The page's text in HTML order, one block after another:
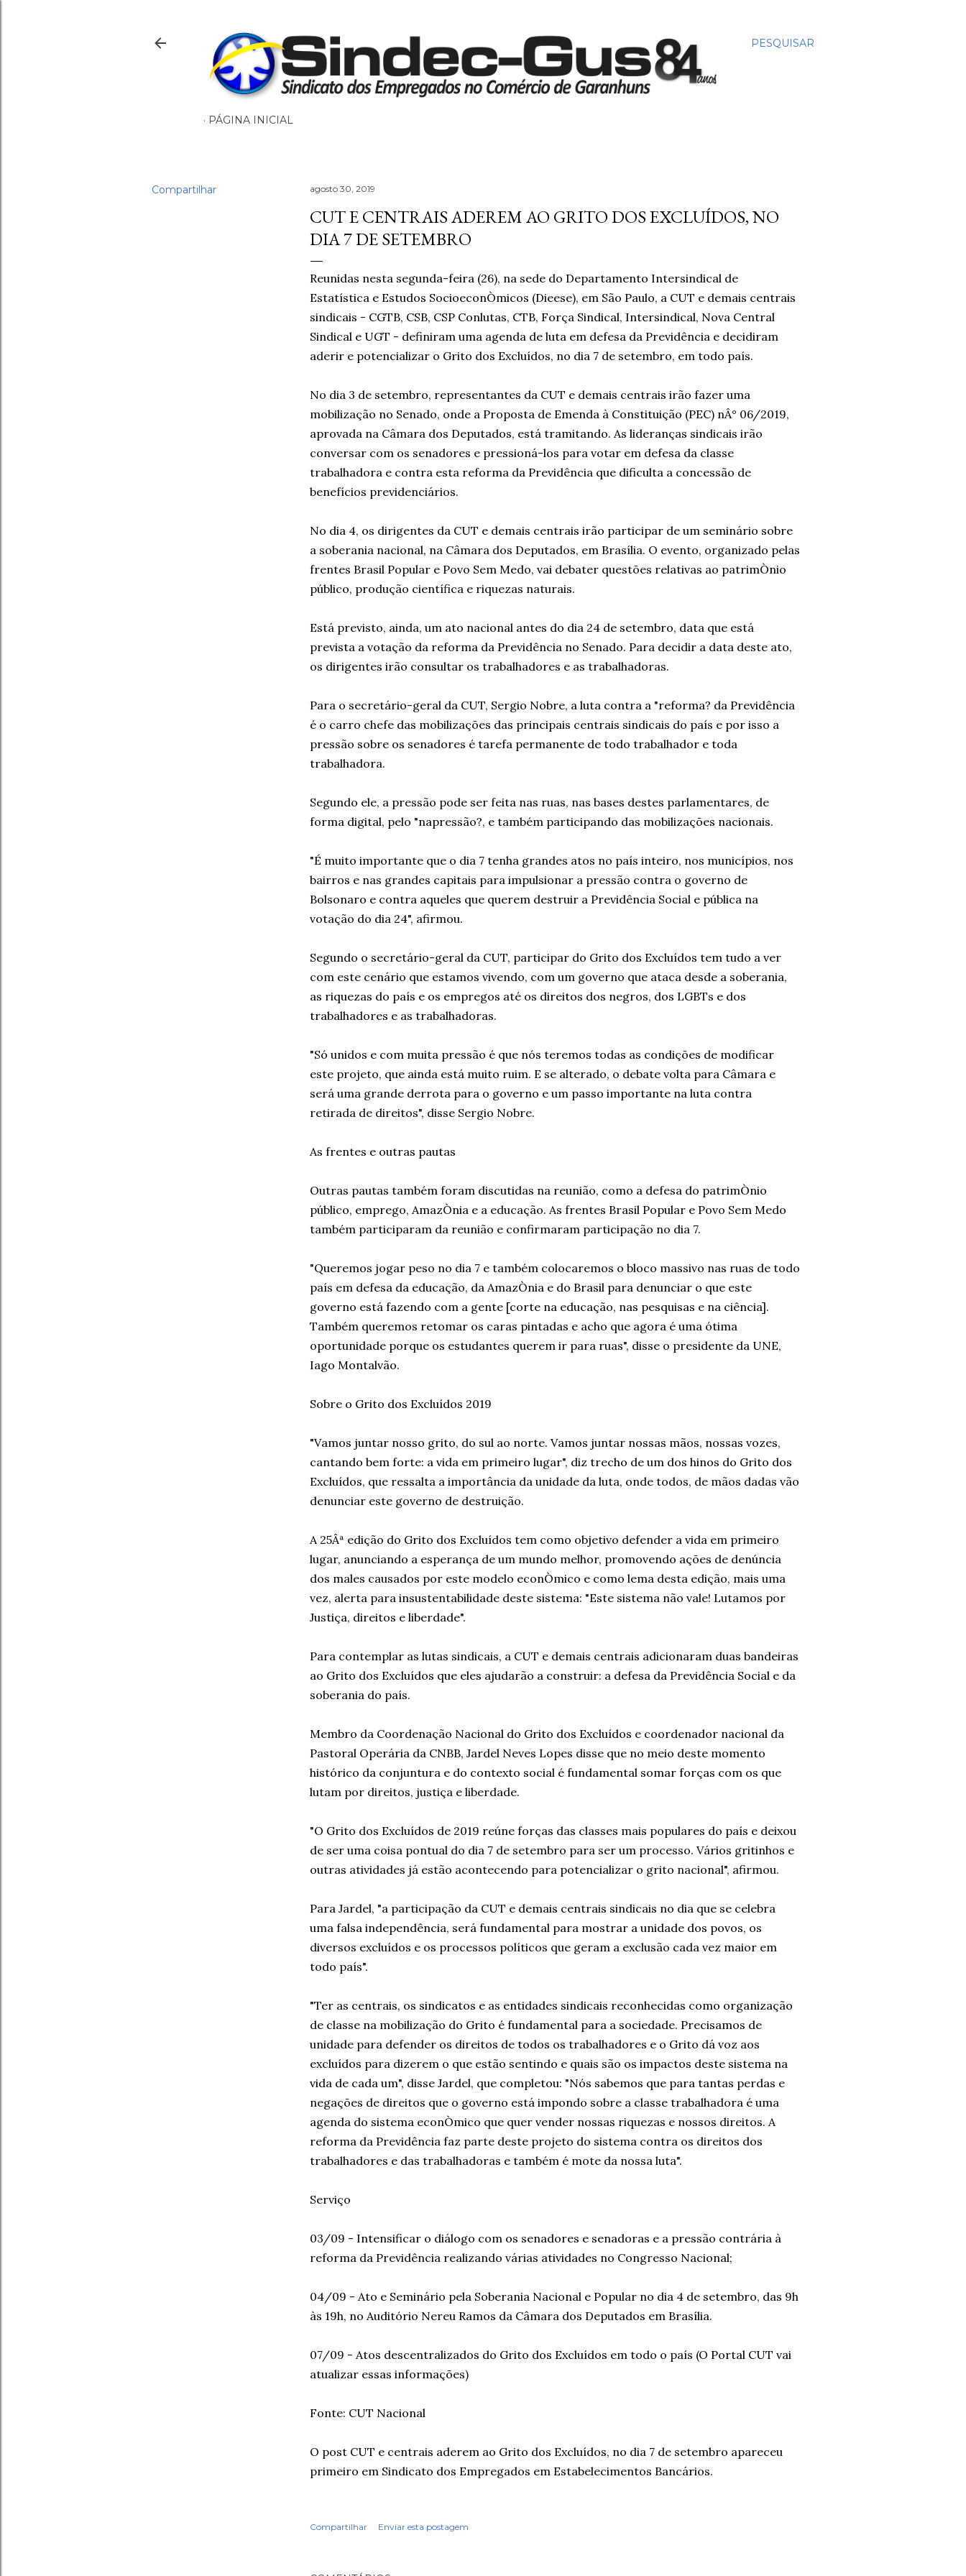
PESQUISAR
PÁGINA INICIAL
Compartilhar agosto 30, 2019
CUT E CENTRAIS ADEREM AO GRITO DOS EXCLUÍDOS, NO
DIA 7 DE SETEMBRO
Reunidas nesta segunda-feira (26), na sede do Departamento Intersindical de
Estatística e Estudos SocioeconÒmicos (Dieese), em São Paulo, a CUT e demais centrais
sindicais - CGTB, CSB, CSP Conlutas, CTB, Força Sindical, Intersindical, Nova Central
Sindical e UGT - definiram uma agenda de luta em defesa da Previdência e decidiram
aderir e potencializar o Grito dos Excluídos, no dia 7 de setembro, em todo país.
No dia 3 de setembro, representantes da CUT e demais centrais irão fazer uma
mobilização no Senado, onde a Proposta de Emenda à Constituição (PEC) nÂ° 06/2019,
aprovada na Câmara dos Deputados, está tramitando. As lideranças sindicais irão
conversar com os senadores e pressioná-los para votar em defesa da classe
trabalhadora e contra esta reforma da Previdência que dificulta a concessão de
benefícios previdenciários.
No dia 4, os dirigentes da CUT e demais centrais irão participar de um seminário sobre
a soberania nacional, na Câmara dos Deputados, em Brasília. O evento, organizado pelas
frentes Brasil Popular e Povo Sem Medo, vai debater questões relativas ao patrimÒnio
público, produção científica e riquezas naturais.
Está previsto, ainda, um ato nacional antes do dia 24 de setembro, data que está
prevista a votação da reforma da Previdência no Senado. Para decidir a data deste ato,
os dirigentes irão consultar os trabalhadores e as trabalhadoras.
Para o secretário-geral da CUT, Sergio Nobre, a luta contra a "reforma? da Previdência
é o carro chefe das mobilizações das principais centrais sindicais do país e por isso a
pressão sobre os senadores é tarefa permanente de todo trabalhador e toda
trabalhadora.
Segundo ele, a pressão pode ser feita nas ruas, nas bases destes parlamentares, de
forma digital, pelo "napressão?, e também participando das mobilizações nacionais.
"É muito importante que o dia 7 tenha grandes atos no país inteiro, nos municípios, nos
bairros e nas grandes capitais para impulsionar a pressão contra o governo de
Bolsonaro e contra aqueles que querem destruir a Previdência Social e pública na
votação do dia 24", afirmou.
Segundo o secretário-geral da CUT, participar do Grito dos Excluídos tem tudo a ver
com este cenário que estamos vivendo, com um governo que ataca desde a soberania,
as riquezas do país e os empregos até os direitos dos negros, dos LGBTs e dos
trabalhadores e as trabalhadoras.
"Só unidos e com muita pressão é que nós teremos todas as condições de modificar
este projeto, que ainda está muito ruim. E se alterado, o debate volta para Câmara e
será uma grande derrota para o governo e um passo importante na luta contra
retirada de direitos", disse Sergio Nobre.
As frentes e outras pautas
Outras pautas também foram discutidas na reunião, como a defesa do patrimÒnio
público, emprego, AmazÒnia e a educação. As frentes Brasil Popular e Povo Sem Medo
também participaram da reunião e confirmaram participação no dia 7.
"Queremos jogar peso no dia 7 e também colocaremos o bloco massivo nas ruas de todo
país em defesa da educação, da AmazÒnia e do Brasil para denunciar o que este
governo está fazendo com a gente [corte na educação, nas pesquisas e na ciência].
Também queremos retomar os caras pintadas e acho que agora é uma ótima
oportunidade porque os estudantes querem ir para ruas", disse o presidente da UNE,
Iago Montalvão.
Sobre o Grito dos Excluídos 2019
"Vamos juntar nosso grito, do sul ao norte. Vamos juntar nossas mãos, nossas vozes,
cantando bem forte: a vida em primeiro lugar", diz trecho de um dos hinos do Grito dos
Excluídos, que ressalta a importância da unidade da luta, onde todos, de mãos dadas vão
denunciar este governo de destruição.
A 25Âª edição do Grito dos Excluídos tem como objetivo defender a vida em primeiro
lugar, anunciando a esperança de um mundo melhor, promovendo ações de denúncia
dos males causados por este modelo econÒmico e como lema desta edição, mais uma
vez, alerta para insustentabilidade deste sistema: "Este sistema não vale! Lutamos por
Justiça, direitos e liberdade".
Para contemplar as lutas sindicais, a CUT e demais centrais adicionaram duas bandeiras
ao Grito dos Excluídos que eles ajudarão a construir: a defesa da Previdência Social e da
soberania do país.
Membro da Coordenação Nacional do Grito dos Excluídos e coordenador nacional da
Pastoral Operária da CNBB, Jardel Neves Lopes disse que no meio deste momento
histórico da conjuntura e do contexto social é fundamental somar forças com os que
lutam por direitos, justiça e liberdade.
"O Grito dos Excluídos de 2019 reúne forças das classes mais populares do país e deixou
de ser uma coisa pontual do dia 7 de setembro para ser um processo. Vários gritinhos e
outras atividades já estão acontecendo para potencializar o grito nacional", afirmou.
Para Jardel, "a participação da CUT e demais centrais sindicais no dia que se celebra
uma falsa independência, será fundamental para mostrar a unidade dos povos, os
diversos excluídos e os processos políticos que geram a exclusão cada vez maior em
todo país".
"Ter as centrais, os sindicatos e as entidades sindicais reconhecidas como organização
de classe na mobilização do Grito é fundamental para a sociedade. Precisamos de
unidade para defender os direitos de todos os trabalhadores e o Grito dá voz aos
excluídos para dizerem o que estão sentindo e quais são os impactos deste sistema na
vida de cada um", disse Jardel, que completou: "Nós sabemos que para tantas perdas e
negações de direitos que o governo está impondo sobre a classe trabalhadora é uma
agenda do sistema econÒmico que quer vender nossas riquezas e nossos direitos. A
reforma da Previdência faz parte deste projeto do sistema contra os direitos dos
trabalhadores e das trabalhadoras e também é mote da nossa luta".
Serviço
03/09 - Intensificar o diálogo com os senadores e senadoras e a pressão contrária à
reforma da Previdência realizando várias atividades no Congresso Nacional;
04/09 - Ato e Seminário pela Soberania Nacional e Popular no dia 4 de setembro, das 9h
às 19h, no Auditório Nereu Ramos da Câmara dos Deputados em Brasília.
07/09 - Atos descentralizados do Grito dos Excluídos em todo o país (O Portal CUT vai
atualizar essas informações)
Fonte: CUT Nacional
O post CUT e centrais aderem ao Grito dos Excluídos, no dia 7 de setembro apareceu
primeiro em Sindicato dos Empregados em Estabelecimentos Bancários.
Compartilhar Enviar esta postagem